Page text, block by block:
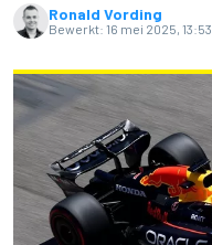
Ronald Vording
Bewerkt: 16 mei 2025, 13:53